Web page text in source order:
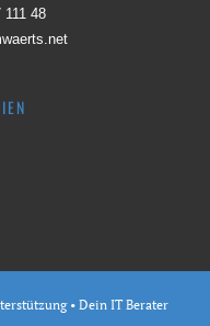
111 48
• Dein IT Berater